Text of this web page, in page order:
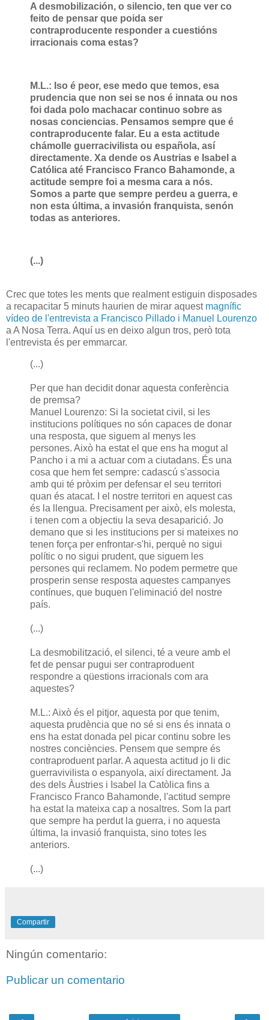
A desmobilización, o silencio, ten que ver co
feito de pensar que poida ser
contraproducente responder a cuestións
irracionais coma estas?
M.L.: Iso é peor, ese medo que temos, esa
prudencia que non sei se nos é innata ou nos
foi dada polo machacar continuo sobre as
nosas conciencias. Pensamos sempre que é
contraproducente falar. Eu a esta actitude
chámolle guerracivilista ou española, así
directamente. Xa dende os Austrias e Isabel a
Católica até Francisco Franco Bahamonde, a
actitude sempre foi a mesma cara a nós.
Somos a parte que sempre perdeu a guerra, e
non esta última, a invasión franquista, senón
todas as anteriores.
(...)
Crec que totes les ments que realment estiguin disposades
a recapacitar 5 minuts haurien de mirar aquest magnífic
vídeo de l'entrevista a Francisco Pillado i Manuel Lourenzo
a A Nosa Terra. Aquí us en deixo algun tros, però tota
l'entrevista és per emmarcar.
(...)
Per que han decidit donar aquesta conferència
de premsa?
Manuel Lourenzo: Si la societat civil, si les
institucions polítiques no són capaces de donar
una resposta, que siguem al menys les
persones. Això ha estat el que ens ha mogut al
Pancho i a mi a actuar com a ciutadans. És una
cosa que hem fet sempre: cadascú s'associa
amb qui té pròxim per defensar el seu territori
quan és atacat. I el nostre territori en aquest cas
és la llengua. Precisament per això, els molesta,
i tenen com a objectiu la seva desaparició. Jo
demano que si les institucions per si mateixes no
tenen força per enfrontar-s'hi, perquè no sigui
polític o no sigui prudent, que siguem les
persones qui reclamem. No podem permetre que
prosperin sense resposta aquestes campanyes
contínues, que buquen l'eliminació del nostre
país.
(...)
La desmobilització, el silenci, té a veure amb el
fet de pensar pugui ser contraproduent
respondre a qüestions irracionals com ara
aquestes?
M.L.: Això és el pitjor, aquesta por que tenim,
aquesta prudència que no sé si ens és innata o
ens ha estat donada pel picar continu sobre les
nostres conciències. Pensem que sempre és
contraproduent parlar. A aquesta actitud jo li dic
guerravivilista o espanyola, així directament. Ja
des dels Àustries i Isabel la Catòlica fins a
Francisco Franco Bahamonde, l'actitud sempre
ha estat la mateixa cap a nosaltres. Som la part
que sempre ha perdut la guerra, i no aquesta
última, la invasió franquista, sino totes les
anteriors.
(...)
Compartir
Ningún comentario:
Publicar un comentario